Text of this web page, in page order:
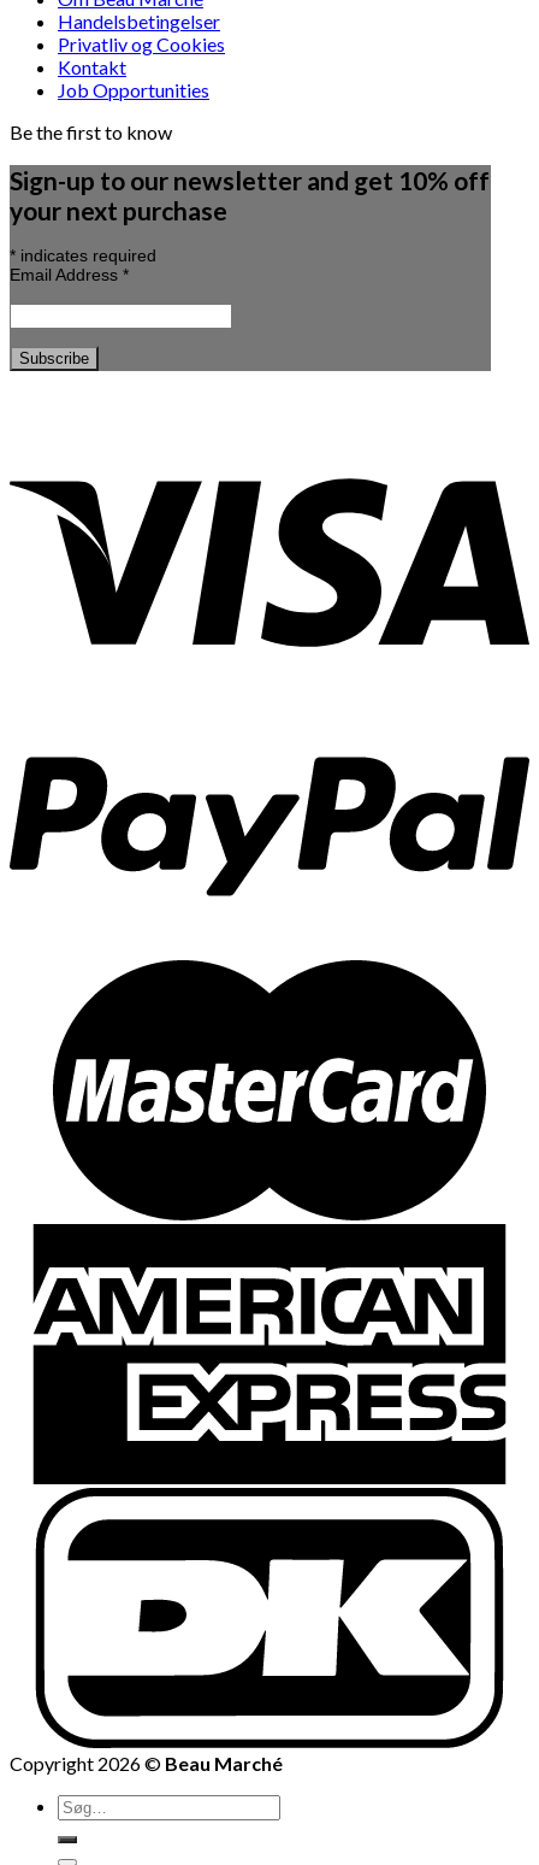
Handelsbetingelser
Privatliv og Cookies
Kontakt
Job Opportunities
Be the first to know
Sign-up to our newsletter and get 10% off
your next purchase
* indicates required
Email Address *
Copyright 2026 © Beau Marché
Søg
efter: